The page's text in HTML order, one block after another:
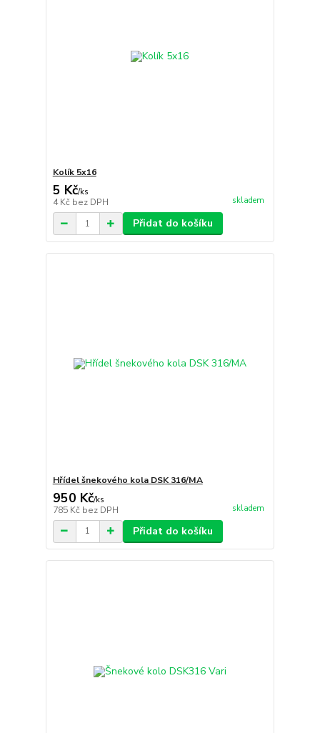
Kolík 5x16
5 Kč/ks
4 Kč bez DPH skladem
Přidat do košíku
Hřídel šnekového kola DSK 316/MA
950 Kč/ks
785 Kč bez DPH skladem
Přidat do košíku